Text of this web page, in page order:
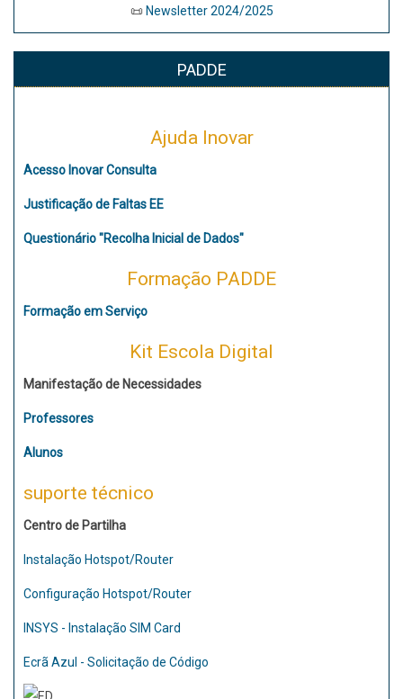
📜 Newsletter 2024/2025
PADDE
Ajuda Inovar
Acesso Inovar Consulta
Justificação de Faltas EE
Questionário "Recolha Inicial de Dados"
Formação PADDE
Formação em Serviço
Kit Escola Digital
Manifestação de Necessidades
Professores
Alunos
suporte técnico
Centro de Partilha
Instalação Hotspot/Router
Configuração Hotspot/Router
INSYS - Instalação SIM Card
Ecrã Azul - Solicitação de Código